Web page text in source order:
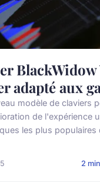
adapté aux
modèle de claviers
de l'expérience
les plus populaires
2